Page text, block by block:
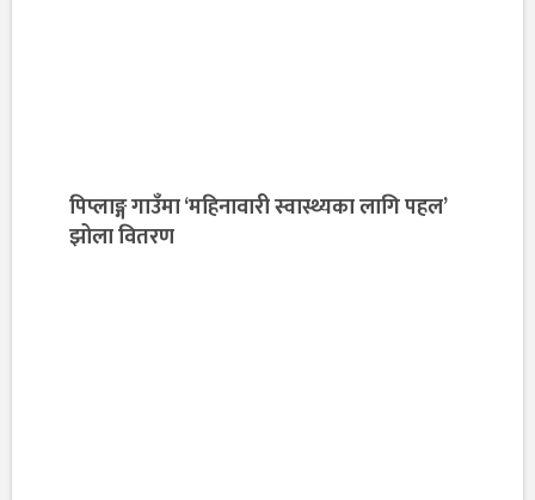
पिप्लाङ्ग गाउँमा ‘महिनावारी स्वास्थ्यका लागि पहल’
झोला वितरण